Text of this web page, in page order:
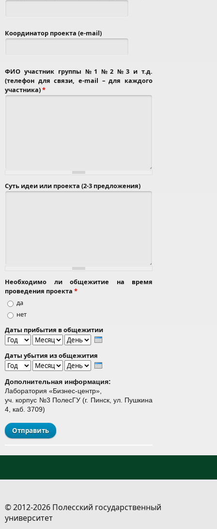
Координатор проекта (e-mail)
ФИО участник группы №1 №2 №3 и т.д.
(телефон для связи, e-mail – для каждого
участника)*
Суть идеи или проекта (2-3 предложения)
Необходимо ли общежитие на время
проведения проекта *
да
нет
Даты прибытия в общежитии
Год
Месяц
День
Даты убытия из общежития
Год
Месяц День
Дополнительная информация:
Лаборатория «Бизнес-центр»,
уч. корпус №3 ПолесГУ (г. Пинск, ул. Пушкина
4, каб. 3709)
© 2012-2026 Полесский государственный
университет